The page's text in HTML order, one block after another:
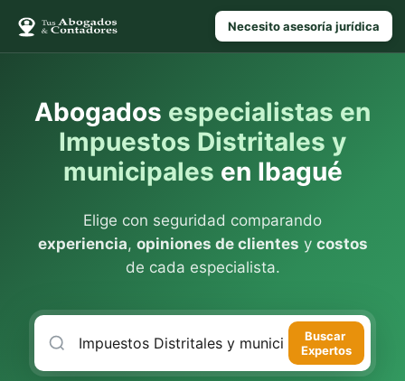
Necesito asesoría jurídica
Abogados especialistas en
Impuestos Distritales y
municipales en Ibagué
Elige con seguridad comparando
experiencia, opiniones de clientes y costos
de cada especialista.
Buscar
Expertos